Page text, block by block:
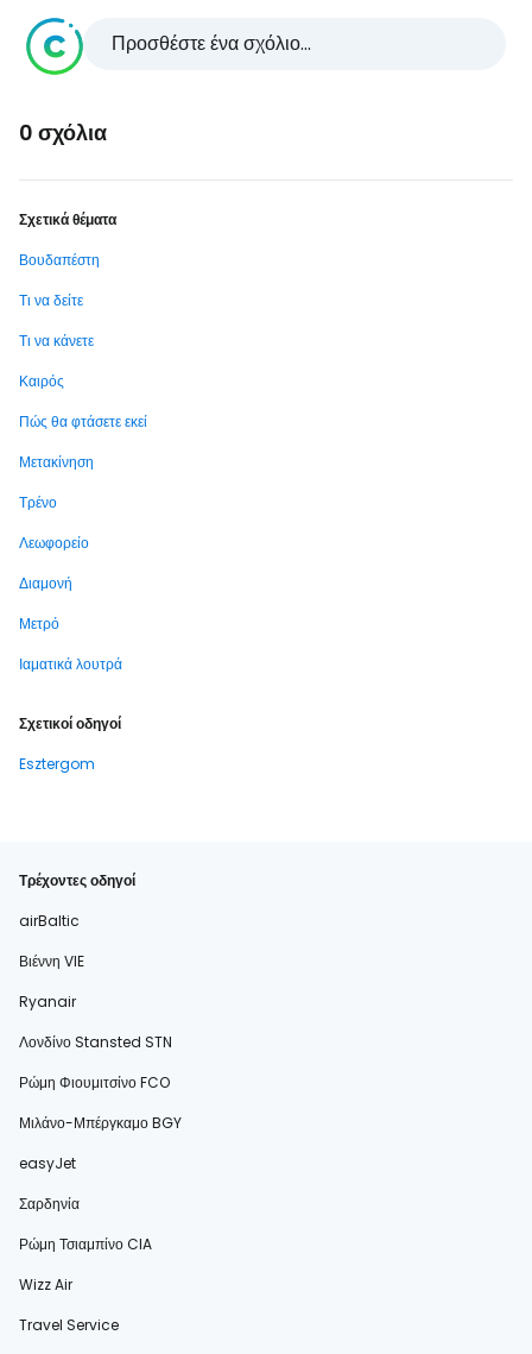
Προσθέστε ένα σχόλιο...
0 σχόλια
Σχετικά θέματα
Βουδαπέστη
Τι να δείτε
Τι να κάνετε
Καιρός
Πώς θα φτάσετε εκεί
Μετακίνηση
Τρένο
Λεωφορείο
Διαμονή
Μετρό
Ιαματικά λουτρά
Σχετικοί οδηγοί
Esztergom
Τρέχοντες οδηγοί
airBaltic
Βιέννη VIE
Ryanair
Λονδίνο Stansted STN
Ρώμη Φιουμιτσίνο FCO
Μιλάνο-Μπέργκαμο BGY
easyJet
Σαρδηνία
Ρώμη Τσιαμπίνο CIA
Wizz Air
Travel Service